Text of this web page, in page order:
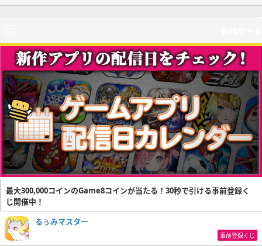
最大300,000コインのGame8コインが当たる！30秒で引ける事前登録く
じ開催中！
るぅみマスター
事前登録くじ